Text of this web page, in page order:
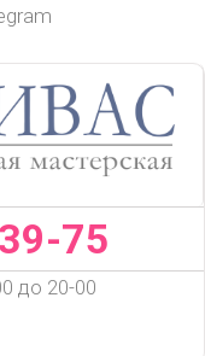
75
до 20-00